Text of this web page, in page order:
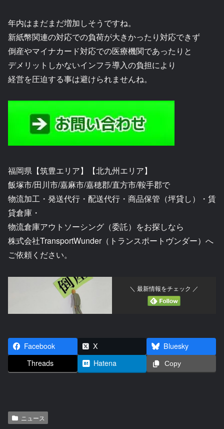
年内はまだまだ増加しそうですね。
新紙幣関連の対応での負荷が大きかったり対応できず
倒産やマイナカード対応での医療機関であったりと
デメリットしかないインフラ導入の負担により
経営を圧迫する事は避けられませんね。
福岡県【筑豊エリア】【北九州エリア】
飯塚市/田川市/嘉麻市/嘉穂郡/直方市/鞍手郡で
物流加工・発送代行・配送代行・商品保管（坪貸し）・賃
貸倉庫・
物流倉庫アウトソーシング（委託）をお探しなら
株式会社TransportWunder（トランスポートヴンダー）へ
ご依頼ください。
＼ 最新情報をチェック ／
Facebook X
Bluesky
Threads
Hatena Copy
ニュース